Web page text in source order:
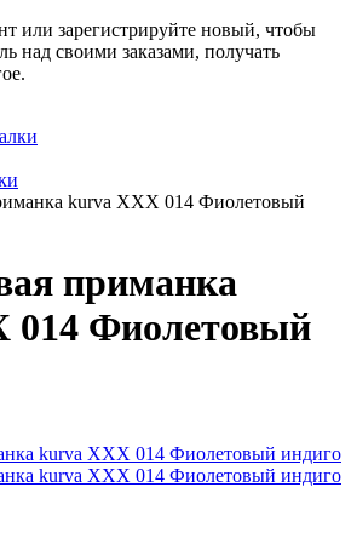
или зарегистрируйте новый, чтобы
над своими заказами, получать
kurva XXX 014 Фиолетовый
приманка
014 Фиолетовый